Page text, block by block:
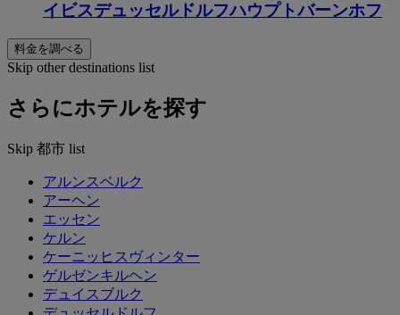
イビスデュッセルドルフハウプトバーンホフ
料金を調べる
Skip other destinations list
さらにホテルを探す
Skip 都市 list
アルンスベルク
アーヘン
エッセン
ケルン
ケーニッヒスヴィンター
ゲルゼンキルヘン
デュイスブルク